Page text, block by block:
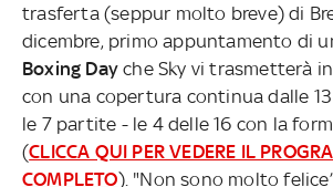
trasferta (seppur molto breve) di
dicembre, primo appuntamento di
Boxing Dayche Sky vi trasmetterà
con una copertura continua dalle
le 7 partite - le 4 delle 16 con la
(CLICCA QUI PER VEDERE IL
COMPLETO). "Non sono molto